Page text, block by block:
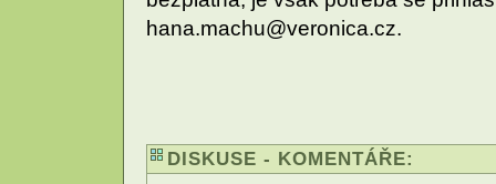
hana.machu@veronica.cz.
DISKUSE - KOMENTÁŘE: